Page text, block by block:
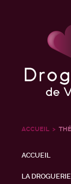
ACCUEIL
ACCUEIL
LA DROGUERIE